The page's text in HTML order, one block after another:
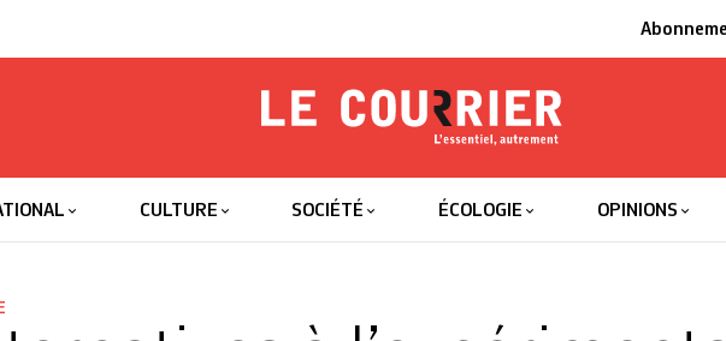
Le Courrier
CULTURE SOCIÉTÉ ÉCOLOGIE OPINIONS